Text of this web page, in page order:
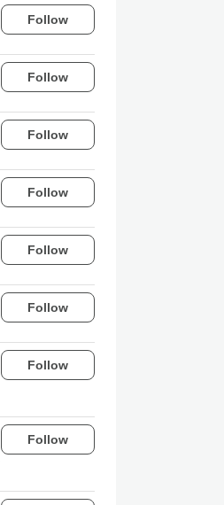
Follow
Follow
Follow
Follow
Follow
Follow
Follow
Follow